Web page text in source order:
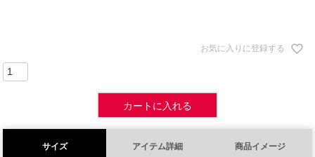
お気に入りに登録する
カートに入れる
サイズ アイテム詳細 商品イメージ